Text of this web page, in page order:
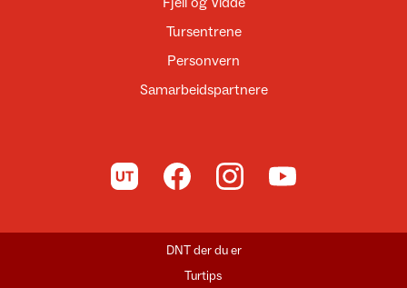
Tursentrene
Personvern
Samarbeidspartnere
Til UT.no Til DNT på Facebook
Til DNT på Instagram
Til DNT på YouTube
DNT der du er
Turtips